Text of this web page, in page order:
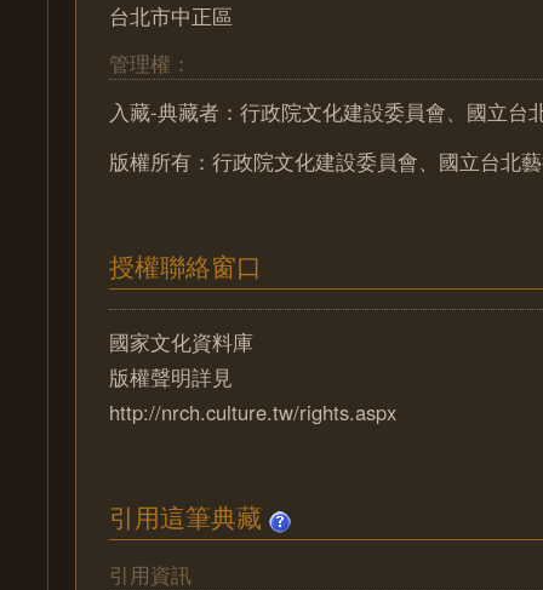
台北市中正區
管理權：
入藏-典藏者：行政院文化建設委員會、國立台
版權所有：行政院文化建設委員會、國立台北
授權聯絡窗口
國家文化資料庫
版權聲明詳見
http://nrch.culture.tw/rights.aspx
引用這筆典藏
引用資訊